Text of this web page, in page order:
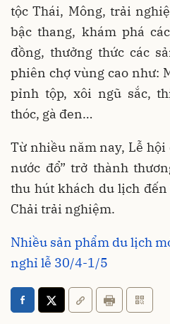
tộc Thái, Mông, trải
bậc thang, khám phá
đồng, thưởng thức các
phiên chợ vùng cao như:
pỉnh tộp, xôi ngũ sắc,
thóc, gà đen…
Từ nhiều năm nay, Lễ
nước đổ” trở thành
thu hút khách du lịch
Chải trải nghiệm.
Nhiều sản phẩm du lịch
nghỉ lễ 30/4-1/5